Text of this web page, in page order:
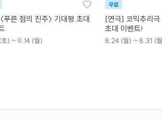
푸른 점의 진주〉 기대평 초대
) ~ 9.14 (월)
무료
[연극] 코믹추리
초대 이벤트!
8.24 (월) ~ 8.31 (